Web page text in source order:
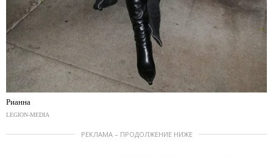
Рианна
LEGION-MEDIA
РЕКЛАМА – ПРОДОЛЖЕНИЕ НИЖЕ